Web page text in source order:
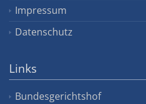
Impressum
Datenschutz
Links
Bundesgerichtshof